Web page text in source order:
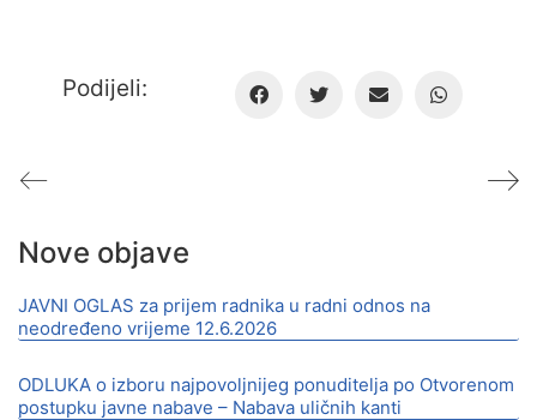
Nove objave
JAVNI OGLAS za prijem radnika u radni odnos na
neodređeno vrijeme 12.6.2026
ODLUKA o izboru najpovoljnijeg ponuditelja po Otvorenom
postupku javne nabave – Nabava uličnih kanti
Podijeli: